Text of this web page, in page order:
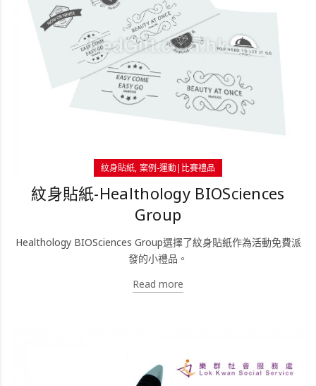
紋身貼紙 案例-運動|比賽禮品
紋身貼紙-Healthology BIOSciences
Group
Healthology BIOSciences Group選擇了紋身貼紙作為活動免費派
發的小禮品。
Read more